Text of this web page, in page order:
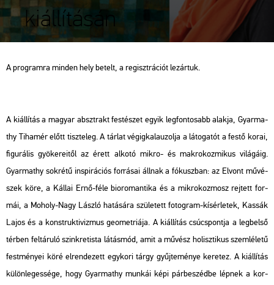
kiállításán
A prog­ram­ra min­den hely be­telt, a re­giszt­rá­ci­ót le­zár­tuk.
A ki­ál­lí­tás a ma­gyar abszt­rakt fes­té­szet egyik leg­fon­to­sabb alak­ja, Gyar­ma­
thy Ti­ha­mér előtt tisz­te­leg. A tár­lat vé­gig­ka­la­u­zol­ja a lá­to­ga­tót a festő korai,
fi­gu­rá­lis gyö­ke­re­i­től az érett al­ko­tó mikro- és mak­ro­koz­mi­kus vi­lá­gá­ig.
Gyar­ma­thy sok­ré­tű ins­pi­rá­ci­ós for­rá­sai áll­nak a fó­kusz­ban: az El­vont mű­vé­
szek köre, a Kál­lai Ernő-féle bio­ro­man­ti­ka és a mik­ro­koz­mosz rej­tett for­
mái, a Mo­holy-Nagy Lász­ló ha­tá­sá­ra szü­le­tett fo­to­g­ram-kí­sér­le­tek, Kas­sák
Lajos és a konst­ruk­ti­viz­mus geo­met­ri­á­ja. A ki­ál­lí­tás csúcs­pont­ja a leg­bel­ső
tér­ben fel­tá­ru­ló szink­retis­ta lá­tás­mód, amit a mű­vész ho­lisz­ti­kus szem­lé­le­tű
fest­mé­nyei köré el­ren­de­zett egy­ko­ri tárgy gyűj­te­mé­nye ke­re­tez. A ki­ál­lí­tás
kü­lön­le­ges­sé­ge, hogy Gyar­ma­thy mun­kái képi pár­be­széd­be lép­nek a kor­